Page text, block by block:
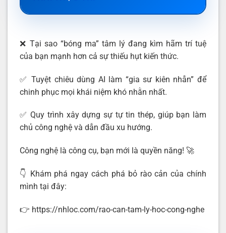
❌ Tại sao “bóng ma” tâm lý đang kìm hãm trí tuệ
của bạn mạnh hơn cả sự thiếu hụt kiến thức.
✅ Tuyệt chiêu dùng AI làm “gia sư kiên nhẫn” để
chinh phục mọi khái niệm khó nhằn nhất.
✅ Quy trình xây dựng sự tự tin thép, giúp bạn làm
chủ công nghệ và dẫn đầu xu hướng.
Công nghệ là công cụ, bạn mới là quyền năng! 🚀
👇 Khám phá ngay cách phá bỏ rào cản của chính
mình tại đây:
👉 https://nhloc.com/rao-can-tam-ly-hoc-cong-nghe